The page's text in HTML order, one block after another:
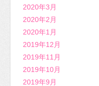
2020年3月
2020年2月
2020年1月
2019年12月
2019年11月
2019年10月
2019年9月